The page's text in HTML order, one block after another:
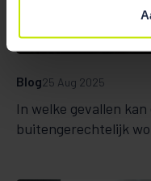
In welke gevallen
buitengerechtelijk
Blog25 Aug 2025